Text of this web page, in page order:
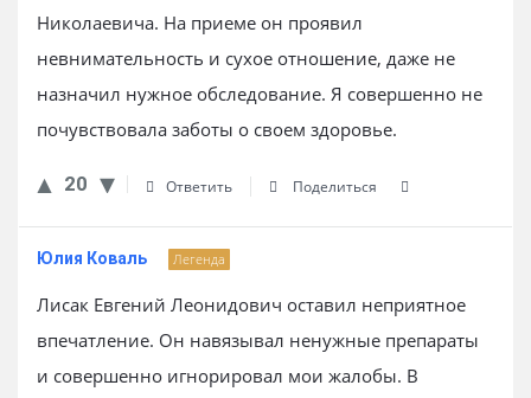
Николаевича. На приеме он проявил
невнимательность и сухое отношение, даже не
назначил нужное обследование. Я совершенно не
почувствовала заботы о своем здоровье.
20 Ответить Поделиться
Юлия Коваль Легенда
Лисак Евгений Леонидович оставил неприятное
впечатление. Он навязывал ненужные препараты
и совершенно игнорировал мои жалобы. В